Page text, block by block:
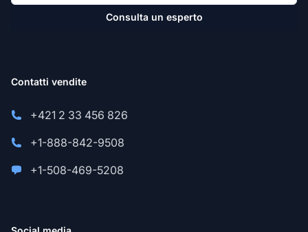
Consulta un esperto
Contatti vendite
+421 2 33 456 826
+1-888-842-9508
+1-508-469-5208